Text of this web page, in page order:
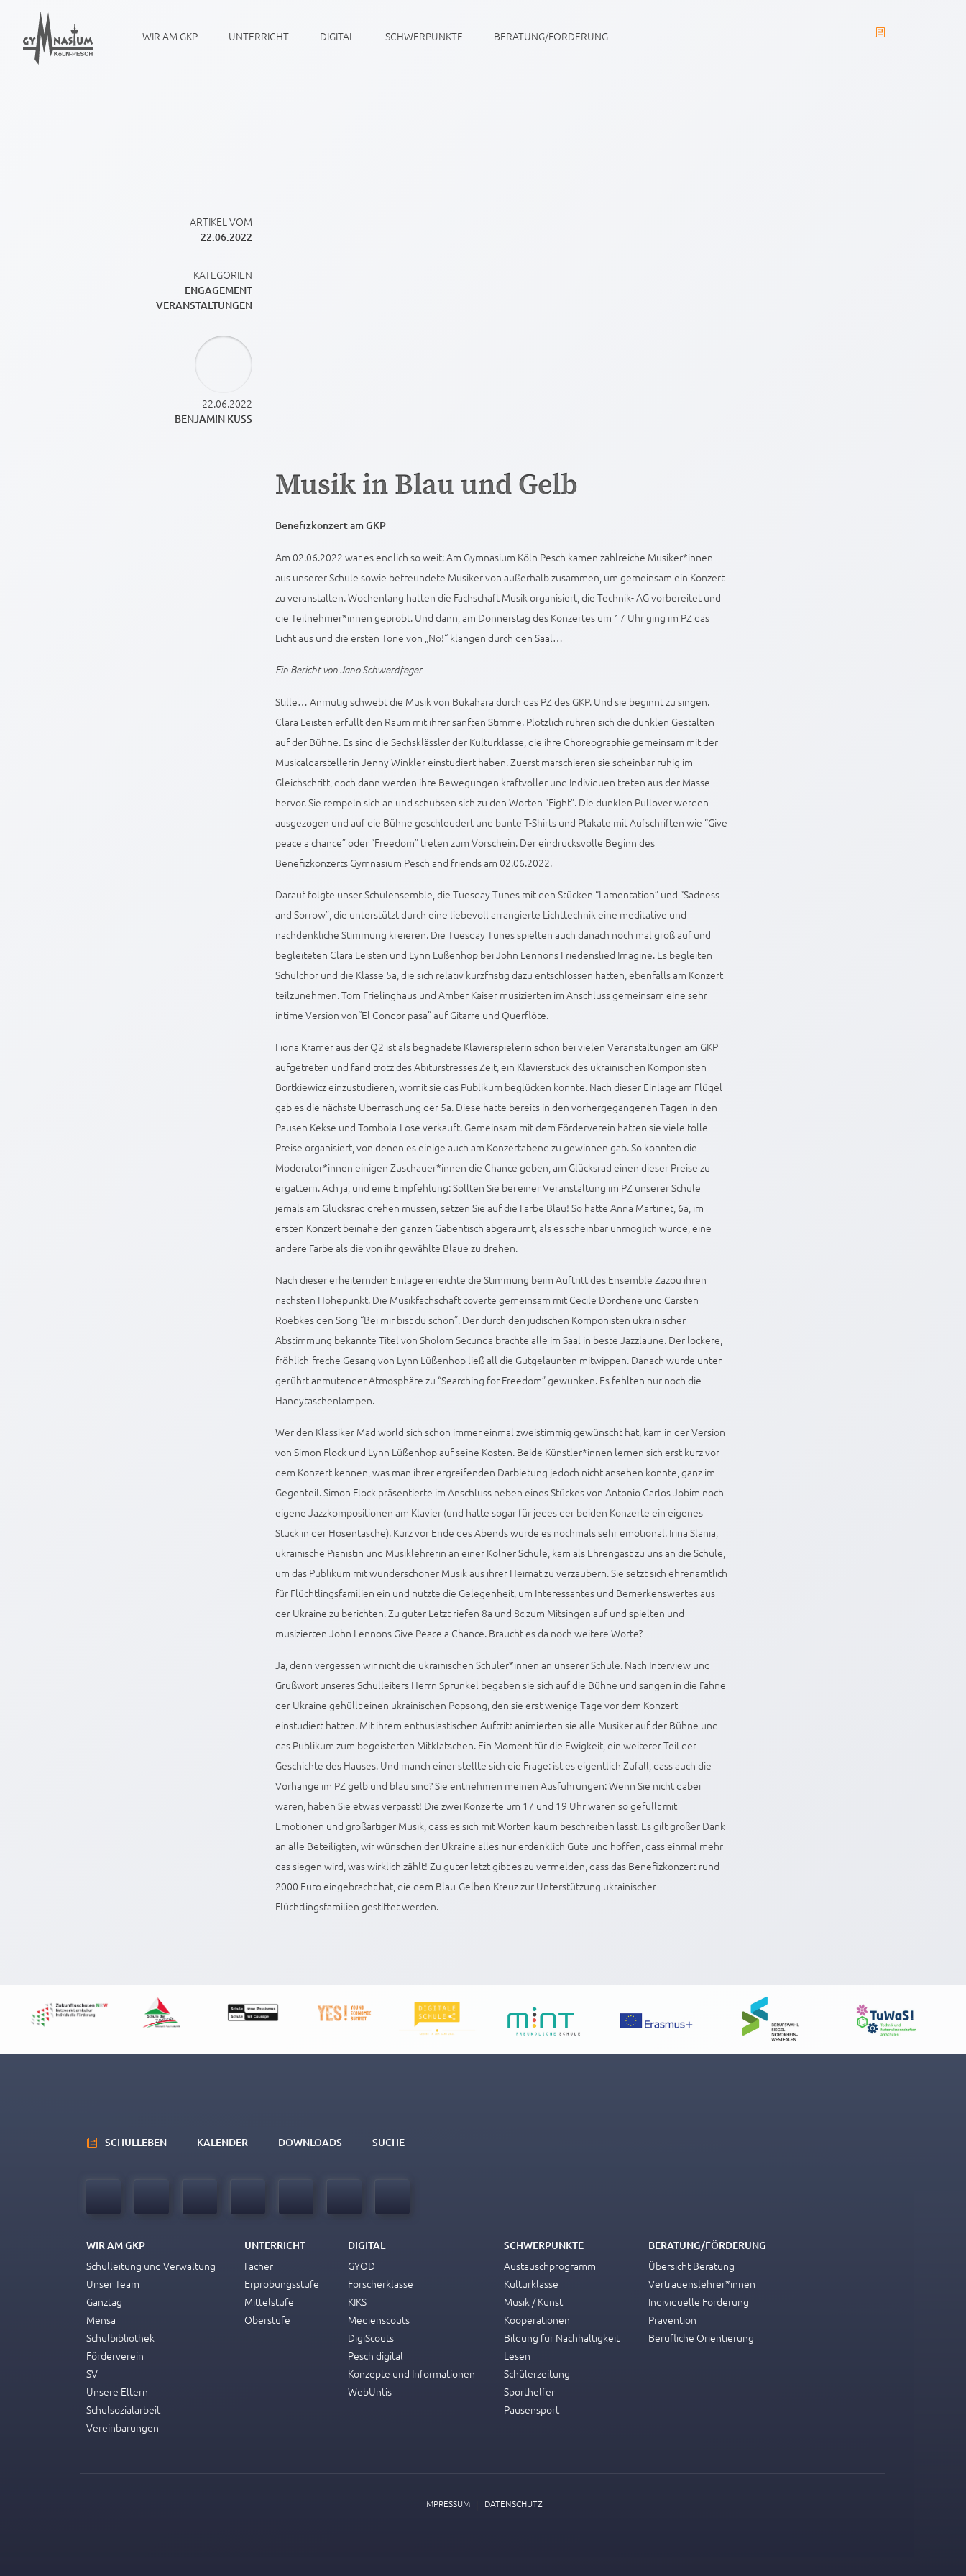
WIR AM GKP UNTERRICHT DIGITAL SCHWERPUNKTE BERATUNG/FÖRDERUNG
ARTIKEL VOM
22.06.2022
KATEGORIEN
ENGAGEMENT
VERANSTALTUNGEN
22.06.2022
BENJAMIN KUSS
Musik in Blau und Gelb
Benefizkonzert am GKP
Am 02.06.2022 war es endlich so weit: Am Gymnasium Köln Pesch kamen zahlreiche Musiker*innen
aus unserer Schule sowie befreundete Musiker von außerhalb zusammen, um gemeinsam ein Konzert
zu veranstalten. Wochenlang hatten die Fachschaft Musik organisiert, die Technik- AG vorbereitet und
die Teilnehmer*innen geprobt. Und dann, am Donnerstag des Konzertes um 17 Uhr ging im PZ das
Licht aus und die ersten Töne von „No!“ klangen durch den Saal…
Ein Bericht von Jano Schwerdfeger
Stille… Anmutig schwebt die Musik von Bukahara durch das PZ des GKP. Und sie beginnt zu singen.
Clara Leisten erfüllt den Raum mit ihrer sanften Stimme. Plötzlich rühren sich die dunklen Gestalten
auf der Bühne. Es sind die Sechsklässler der Kulturklasse, die ihre Choreographie gemeinsam mit der
Musicaldarstellerin Jenny Winkler einstudiert haben. Zuerst marschieren sie scheinbar ruhig im
Gleichschritt, doch dann werden ihre Bewegungen kraftvoller und Individuen treten aus der Masse
hervor. Sie rempeln sich an und schubsen sich zu den Worten “Fight”. Die dunklen Pullover werden
ausgezogen und auf die Bühne geschleudert und bunte T-Shirts und Plakate mit Aufschriften wie “Give
peace a chance” oder “Freedom” treten zum Vorschein. Der eindrucksvolle Beginn des
Benefizkonzerts Gymnasium Pesch and friends am 02.06.2022.
Darauf folgte unser Schulensemble, die Tuesday Tunes mit den Stücken “Lamentation” und “Sadness
and Sorrow”, die unterstützt durch eine liebevoll arrangierte Lichttechnik eine meditative und
nachdenkliche Stimmung kreieren. Die Tuesday Tunes spielten auch danach noch mal groß auf und
begleiteten Clara Leisten und Lynn Lüßenhop bei John Lennons Friedenslied Imagine. Es begleiten
Schulchor und die Klasse 5a, die sich relativ kurzfristig dazu entschlossen hatten, ebenfalls am Konzert
teilzunehmen. Tom Frielinghaus und Amber Kaiser musizierten im Anschluss gemeinsam eine sehr
intime Version von“El Condor pasa” auf Gitarre und Querflöte.
Fiona Krämer aus der Q2 ist als begnadete Klavierspielerin schon bei vielen Veranstaltungen am GKP
aufgetreten und fand trotz des Abiturstresses Zeit, ein Klavierstück des ukrainischen Komponisten
Bortkiewicz einzustudieren, womit sie das Publikum beglücken konnte. Nach dieser Einlage am Flügel
gab es die nächste Überraschung der 5a. Diese hatte bereits in den vorhergegangenen Tagen in den
Pausen Kekse und Tombola-Lose verkauft. Gemeinsam mit dem Förderverein hatten sie viele tolle
Preise organisiert, von denen es einige auch am Konzertabend zu gewinnen gab. So konnten die
Moderator*innen einigen Zuschauer*innen die Chance geben, am Glücksrad einen dieser Preise zu
ergattern. Ach ja, und eine Empfehlung: Sollten Sie bei einer Veranstaltung im PZ unserer Schule
jemals am Glücksrad drehen müssen, setzen Sie auf die Farbe Blau! So hätte Anna Martinet, 6a, im
ersten Konzert beinahe den ganzen Gabentisch abgeräumt, als es scheinbar unmöglich wurde, eine
andere Farbe als die von ihr gewählte Blaue zu drehen.
Nach dieser erheiternden Einlage erreichte die Stimmung beim Auftritt des Ensemble Zazou ihren
nächsten Höhepunkt. Die Musikfachschaft coverte gemeinsam mit Cecile Dorchene und Carsten
Roebkes den Song “Bei mir bist du schön”. Der durch den jüdischen Komponisten ukrainischer
Abstimmung bekannte Titel von Sholom Secunda brachte alle im Saal in beste Jazzlaune. Der lockere,
fröhlich-freche Gesang von Lynn Lüßenhop ließ all die Gutgelaunten mitwippen. Danach wurde unter
gerührt anmutender Atmosphäre zu “Searching for Freedom” gewunken. Es fehlten nur noch die
Handytaschenlampen.
Wer den Klassiker Mad world sich schon immer einmal zweistimmig gewünscht hat, kam in der Version
von Simon Flock und Lynn Lüßenhop auf seine Kosten. Beide Künstler*innen lernen sich erst kurz vor
dem Konzert kennen, was man ihrer ergreifenden Darbietung jedoch nicht ansehen konnte, ganz im
Gegenteil. Simon Flock präsentierte im Anschluss neben eines Stückes von Antonio Carlos Jobim noch
eigene Jazzkompositionen am Klavier (und hatte sogar für jedes der beiden Konzerte ein eigenes
Stück in der Hosentasche). Kurz vor Ende des Abends wurde es nochmals sehr emotional. Irina Slania,
ukrainische Pianistin und Musiklehrerin an einer Kölner Schule, kam als Ehrengast zu uns an die Schule,
um das Publikum mit wunderschöner Musik aus ihrer Heimat zu verzaubern. Sie setzt sich ehrenamtlich
für Flüchtlingsfamilien ein und nutzte die Gelegenheit, um Interessantes und Bemerkenswertes aus
der Ukraine zu berichten. Zu guter Letzt riefen 8a und 8c zum Mitsingen auf und spielten und
musizierten John Lennons Give Peace a Chance. Braucht es da noch weitere Worte?
Ja, denn vergessen wir nicht die ukrainischen Schüler*innen an unserer Schule. Nach Interview und
Grußwort unseres Schulleiters Herrn Sprunkel begaben sie sich auf die Bühne und sangen in die Fahne
der Ukraine gehüllt einen ukrainischen Popsong, den sie erst wenige Tage vor dem Konzert
einstudiert hatten. Mit ihrem enthusiastischen Auftritt animierten sie alle Musiker auf der Bühne und
das Publikum zum begeisterten Mitklatschen. Ein Moment für die Ewigkeit, ein weiterer Teil der
Geschichte des Hauses. Und manch einer stellte sich die Frage: ist es eigentlich Zufall, dass auch die
Vorhänge im PZ gelb und blau sind? Sie entnehmen meinen Ausführungen: Wenn Sie nicht dabei
waren, haben Sie etwas verpasst! Die zwei Konzerte um 17 und 19 Uhr waren so gefüllt mit
Emotionen und großartiger Musik, dass es sich mit Worten kaum beschreiben lässt. Es gilt großer Dank
an alle Beteiligten, wir wünschen der Ukraine alles nur erdenklich Gute und hoffen, dass einmal mehr
das siegen wird, was wirklich zählt! Zu guter letzt gibt es zu vermelden, dass das Benefizkonzert rund
2000 Euro eingebracht hat, die dem Blau-Gelben Kreuz zur Unterstützung ukrainischer
Flüchtlingsfamilien gestiftet werden.
SCHULLEBEN KALENDER DOWNLOADS SUCHE
WIR AM GKP
Schulleitung und Verwaltung
Unser Team
Ganztag
Mensa
Schulbibliothek
Förderverein
SV
Unsere Eltern
Schulsozialarbeit
Vereinbarungen
UNTERRICHT
Fächer
Erprobungsstufe
Mittelstufe
Oberstufe
DIGITAL
GYOD
Forscherklasse
KIKS
Medienscouts
DigiScouts
Pesch digital
Konzepte und Informationen
WebUntis
SCHWERPUNKTE
Austauschprogramm
Kulturklasse
Musik / Kunst
Kooperationen
Bildung für Nachhaltigkeit
Lesen
Schülerzeitung
Sporthelfer
Pausensport
BERATUNG/FÖRDERUNG
Übersicht Beratung
Vertrauenslehrer*innen
Individuelle Förderung
Prävention
Berufliche Orientierung
IMPRESSUM DATENSCHUTZ